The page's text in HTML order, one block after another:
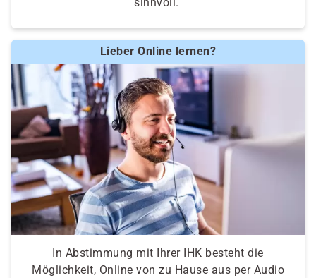
Lieber Online lernen?
In Abstimmung mit Ihrer IHK besteht die
Möglichkeit, Online von zu Hause aus per Audio